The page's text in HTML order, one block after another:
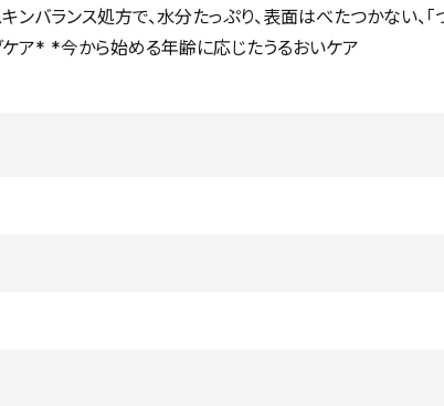
バランス処方で、水分たっぷり、表面はべたつかない、「
ケア* *今から始める年齢に応じたうるおいケア